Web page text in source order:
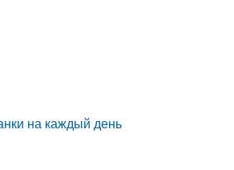
на каждый день